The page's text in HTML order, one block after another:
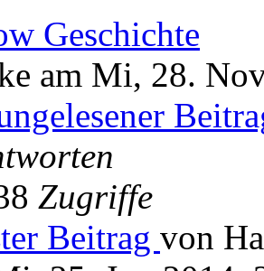
Geschichte
am Mi, 28.
Zugriffe
Beitrag von